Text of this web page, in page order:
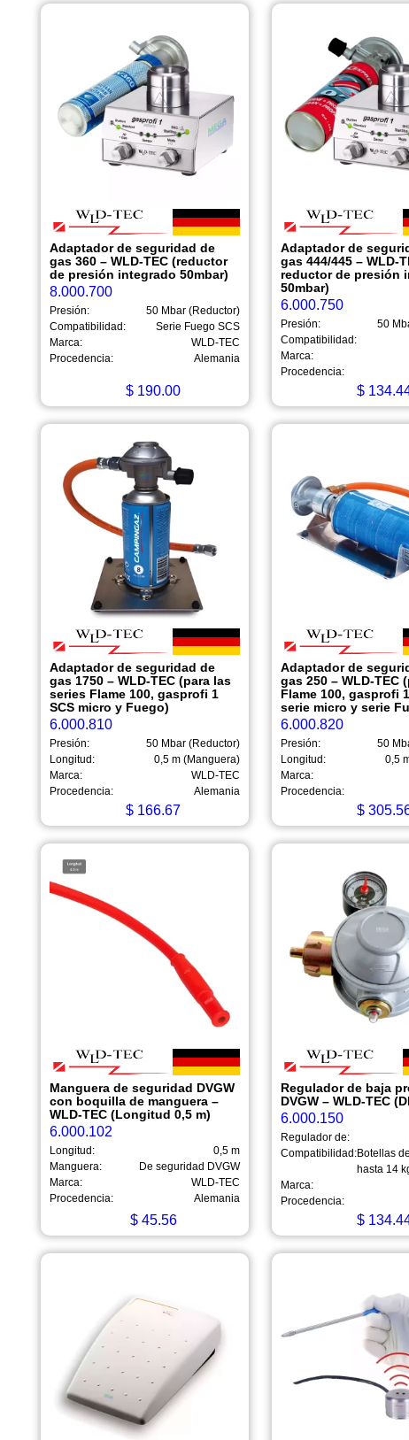
Adaptador de seguridad de
gas 360 – WLD-TEC (reductor
de presión integrado 50mbar)
8.000.700
Presión:
50 Mbar (Reductor)
Compatibilidad:
Serie Fuego SCS
Marca:
WLD-TEC
Procedencia:
Alemania
$ 190.00
Adaptador de
gas 444/445 – WLD-
reductor de presión
50mbar)
6.000.750
Presión:
50
Compatibilidad:
Marca:
Procedencia:
$
Adaptador de seguridad de
gas 1750 – WLD-TEC (para las
series Flame 100, gasprofi 1
SCS micro y Fuego)
6.000.810
Presión:
50 Mbar (Reductor)
Longitud:
0,5 m (Manguera)
Marca:
WLD-TEC
Procedencia:
Alemania
$ 166.67
Adaptador de
gas 250 – WLD-TEC
Flame 100, gasprofi
serie micro y serie
6.000.820
Presión:
50
Longitud:
0,5
Marca:
Procedencia:
$
Manguera de seguridad DVGW
con boquilla de manguera –
WLD-TEC (Longitud 0,5 m)
6.000.102
Longitud:
0,5 m
Manguera:
De seguridad DVGW
Marca:
WLD-TEC
Procedencia:
Alemania
$45.56
Regulador de baja
DVGW – WLD-TEC
6.000.150
Regulador de:
Compatibilidad:Botellas
hasta 14
Marca:
Procedencia:
$